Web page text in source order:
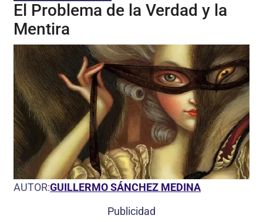
El Problema de la Verdad y la
Mentira
AUTOR:GUILLERMO SÁNCHEZ MEDINA
Publicidad